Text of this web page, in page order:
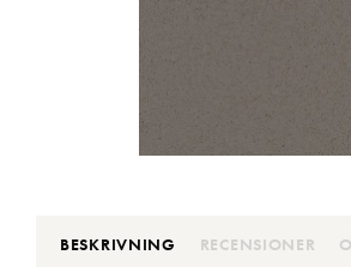
BESKRIVNING RECENSIONER